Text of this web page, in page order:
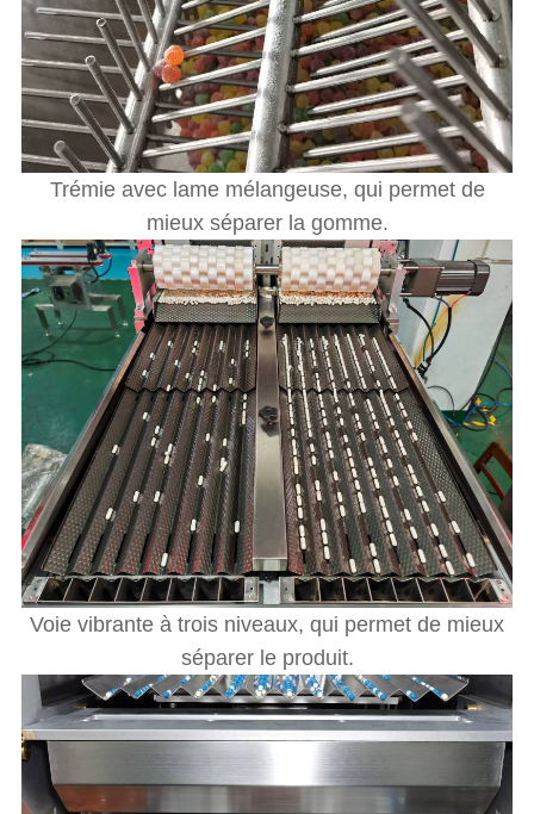
Trémie avec lame mélangeuse, qui permet de
mieux séparer la gomme.
Voie vibrante à trois niveaux, qui permet de mieux
séparer le produit.